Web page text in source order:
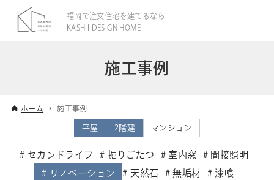
福岡で注文住宅を建てるなら
KASHII DESIGN HOME
施工事例
ホーム 施工事例
平屋 2階建 マンション
セカンドライフ 掘りごたつ 室内窓
間接照明
リノベーション
天然石 無垢材
漆喰